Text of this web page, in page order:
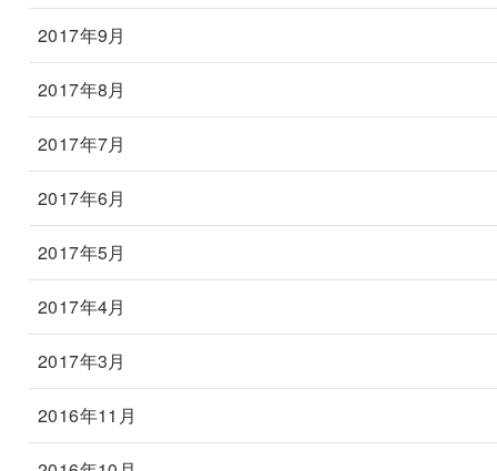
2017年9月
2017年8月
2017年7月
2017年6月
2017年5月
2017年4月
2017年3月
2016年11月